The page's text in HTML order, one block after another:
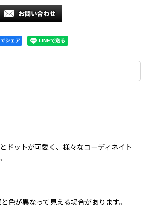
シェア
ドットが可愛く、様々なコーディネイト
色が異なって見える場合があります。